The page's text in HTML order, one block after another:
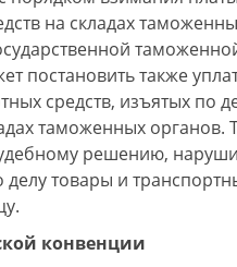
на складах
постановить также
средств, изъятых по
таможенных органов.
решению,
товары и
конвенции